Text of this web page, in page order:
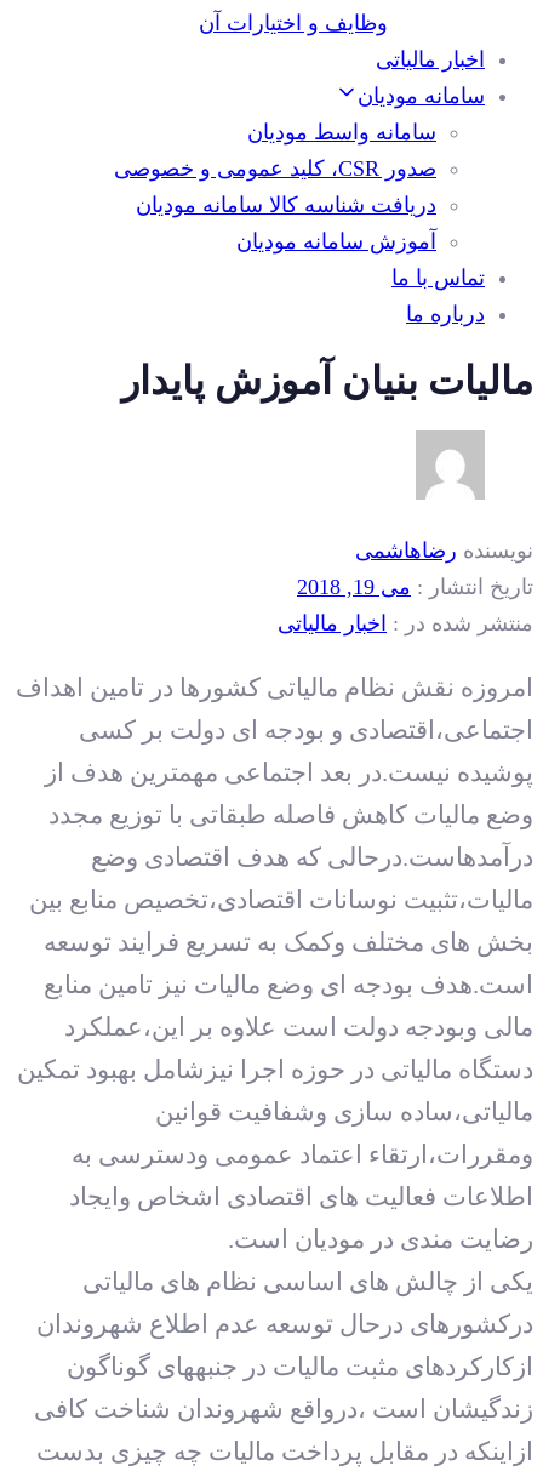
وظایف و اختیارات آن
اخبار مالیاتی
سامانه مودیان
سامانه واسط مودیان
صدور CSR، کلید عمومی و خصوصی
دریافت شناسه کالا سامانه مودیان
آموزش سامانه مودیان
تماس با ما
درباره ما
مالیات بنیان آموزش پایدار
نویسنده رضاهاشمی
تاریخ انتشار : می 19, 2018
منتشر شده در : اخبار مالیاتی
امروزه نقش نظام مالیاتی کشورها در تامین اهداف
اجتماعی،اقتصادی و بودجه ای دولت بر کسی
پوشیده نیست.در بعد اجتماعی مهمترین هدف از
وضع مالیات کاهش فاصله طبقاتی با توزیع مجدد
درآمدهاست.درحالی که هدف اقتصادی وضع
مالیات،تثبیت نوسانات اقتصادی،تخصیص منابع بین
بخش های مختلف وکمک به تسریع فرایند توسعه
است.هدف بودجه ای وضع مالیات نیز تامین منابع
مالی وبودجه دولت است علاوه بر این،عملکرد
دستگاه مالیاتی در حوزه اجرا نیزشامل بهبود تمکین
مالیاتی،ساده سازی وشفافیت قوانین
ومقررات،ارتقاء اعتماد عمومی ودسترسی به
اطلاعات فعالیت های اقتصادی اشخاص وایجاد
رضایت مندی در مودیان است.
یکی از چالش های اساسی نظام های مالیاتی
درکشورهای درحال توسعه عدم اطلاع شهروندان
ازکارکردهای مثبت مالیات در جنبه‏های گوناگون
زندگیشان است ،درواقع شهروندان شناخت کافی
ازاینکه در مقابل پرداخت مالیات چه چیزی بدست